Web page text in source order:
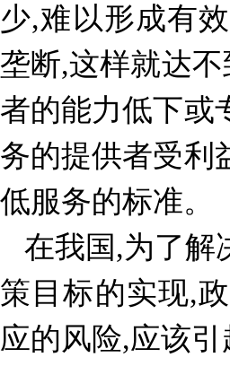
少,难以形成有
垄断,这样就达
者的能力低下或
务的提供者受利
低服务的标准。
在我国,为了解
策目标的实现,
应的风险,应该